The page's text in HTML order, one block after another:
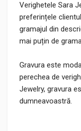
Verighetele Sara
preferințele
gramajul din
mai puțin de
Gravura este
perechea de
Jewelry, gravura
dumneavoastră.